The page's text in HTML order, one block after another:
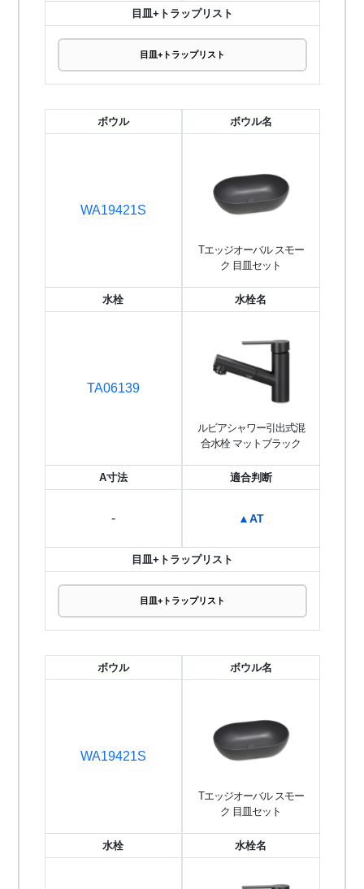
目皿+トラップリスト
目皿+トラップリスト
ボウル
WA19421S
ボウル名
Tエッジオーバル スモー
ク 目皿セット
水栓
TA06139
水栓名
ルビアシャワー引出式混
合水栓 マットブラック
A寸法
-
適合判断
▲AT
目皿+トラップリスト
目皿+トラップリスト
ボウル
WA19421S
ボウル名
Tエッジオーバル スモー
ク 目皿セット
水栓 水栓名